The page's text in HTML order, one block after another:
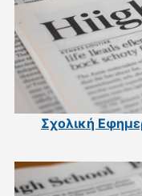
Σχολική